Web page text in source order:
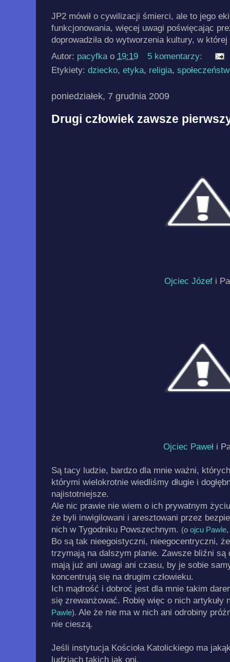
JP2 mówił o cywilizacji śmierci, ale to jego
funkcjonowania, więcej uwagi poświęcając
doprowadziła do wytworzenia kultury, w
Autor: pacyfka o 19:19
5 komentarzy:
Etykiety: dziecko, etyka, religia,
poniedziałek, 7 grudnia 2009
Drugi człowiek zawsze
Ojciec Józef i
Ojciec Paweł i
Są tacy ludzie, bardzo dla mnie ważni,
którymi wielokrotnie wiedliśmy długie i
najistotniejsze.
Ale nic prawie nie wiem o ich prywatnym
że byli inwigilowani i aresztowani przez
nich w Tygodniku Powszechnym. (o ojcu Pawle
Bo są tak nieegoistyczni, nieegocentryczni,
trzymają na dalszym planie. Zawsze bliźni są
mają już ani uwagi ani czasu, by je sobie
koncentrują się na drugim człowieku.
Ich mądrość i dobroć jest dla mnie takim
się zrewanżować. Robię więc o nich artykuły
Pawle). Ale że nie ma w nich ani odrobiny
nie cieszą.
Jeśli instytucja Kościoła Katolickiego ma
ludziach takich jak oni.